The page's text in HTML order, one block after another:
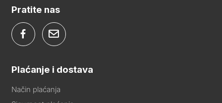
Pratite nas
Plaćanje i dostava
Način plaćanja